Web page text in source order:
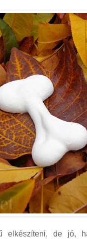
elkészíteni, de jó,